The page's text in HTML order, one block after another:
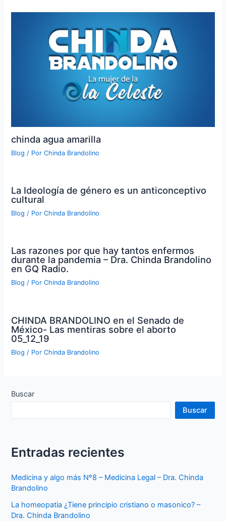
chinda agua amarilla
Blog / PorChinda Brandolino
La Ideología de género es un anticonceptivo
cultural
Blog / PorChinda Brandolino
Las razones por que hay tantos enfermos
durante la pandemia – Dra. Chinda Brandolino
en GQ Radio.
Blog / PorChinda Brandolino
CHINDA BRANDOLINO en el Senado de
México- Las mentiras sobre el aborto
05_12_19
Blog / PorChinda Brandolino
Buscar
Buscar
Entradas recientes
Medicina y algo más Nº8 – Medicina Legal – Dra. Chinda
Brandolino
La homeopatia ¿Tiene principio cristiano o masonico? –
Dra. Chinda Brandolino